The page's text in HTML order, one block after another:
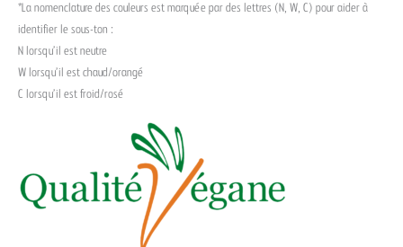
*La nomenclature des couleurs est marquée par des lettres (N, W, C) pour aider à
identifier le sous-ton :
N lorsqu’il est neutre
W lorsqu’il est chaud/orangé
C lorsqu’il est froid/rosé